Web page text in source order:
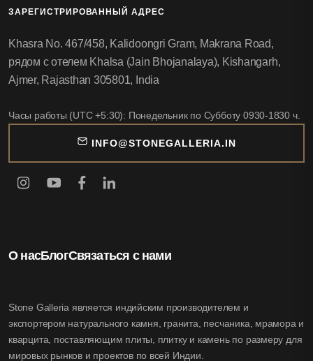
О насБлогСвязаться с нами
Stone Galleria является индийским производителем и
экспортером натурального камня, гранита, песчаника, мрамора и
кварцита, поставляющим плиты, плитку и камень по размеру для
мировых рынков и проектов по всей Индии.
ЗАРЕГИСТРИРОВАННЫЙ АДРЕС
Khasra No. 467/458, Kalidoongri Gram, Makrana Road,
рядом с отелем Khalsa (Jain Bhojanalaya), Kishangarh,
Ajmer, Rajasthan 305801, India
Часы работы (UTC +5:30): Понедельник по Субботу 0930-1830 ч.
INFO@STONEGALLERIA.IN